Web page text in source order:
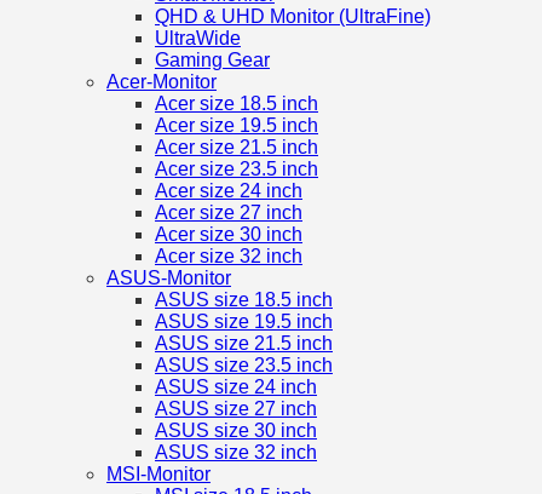
QHD & UHD Monitor (UltraFine)
UltraWide
Gaming Gear
Acer-Monitor
Acer size 18.5 inch
Acer size 19.5 inch
Acer size 21.5 inch
Acer size 23.5 inch
Acer size 24 inch
Acer size 27 inch
Acer size 30 inch
Acer size 32 inch
ASUS-Monitor
ASUS size 18.5 inch
ASUS size 19.5 inch
ASUS size 21.5 inch
ASUS size 23.5 inch
ASUS size 24 inch
ASUS size 27 inch
ASUS size 30 inch
ASUS size 32 inch
MSI-Monitor